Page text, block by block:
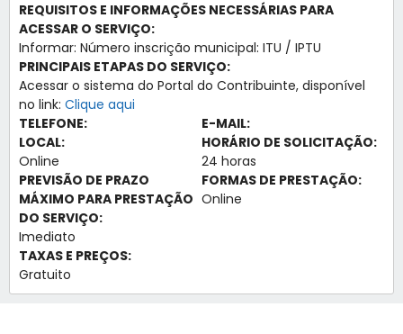
REQUISITOS E INFORMAÇÕES NECESSÁRIAS PARA
ACESSAR O SERVIÇO:
Informar: Número inscrição municipal: ITU / IPTU
PRINCIPAIS ETAPAS DO SERVIÇO:
Acessar o sistema do Portal do Contribuinte, disponível
no link: Clique aqui
TELEFONE:
E-MAIL:
LOCAL:
Online
HORÁRIO DE SOLICITAÇÃO:
24 horas
PREVISÃO DE PRAZO
MÁXIMO PARA PRESTAÇÃO
DO SERVIÇO:
Imediato
FORMAS DE PRESTAÇÃO:
Online
TAXAS E PREÇOS:
Gratuito